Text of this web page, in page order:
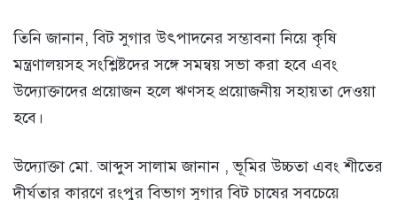
তিনি জানান, বিট সুগার উৎপাদনের সম্ভাবনা নিয়ে কৃষি
মন্ত্রণালয়সহ সংশ্লিষ্টদের সঙ্গে সমন্বয় সভা করা হবে এবং
উদ্যোক্তাদের প্রয়োজন হলে ঋণসহ প্রয়োজনীয় সহায়তা দেওয়া
হবে।
উদ্যোক্তা মো. আব্দুস সালাম জানান , ভূমির উচ্চতা এবং শীতের
দীর্ঘতার কারণে রংপুর বিভাগ সুগার বিট চাষের সবচেয়ে